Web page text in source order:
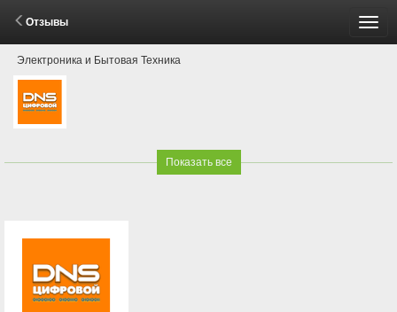
Отзывы
Электроника и Бытовая Техника
Показать все